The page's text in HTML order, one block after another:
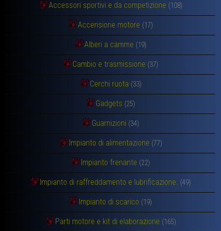
Accessori sportivi e da competizione (108)
Accensione motore (17)
Alberi a camme (19)
Cambio e trasmissione (37)
Cerchi ruota (33)
Gadgets (25)
Guarnizioni (34)
Impianto di alimentazione (77)
Impianto frenante (22)
Impianto di raffreddamento e lubrificazione. (49)
Impianto di scarico (19)
Parti motore e kit di elaborazione (165)